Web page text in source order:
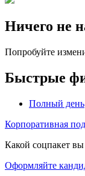
Ничего не
Попробуйте
Быстрые
Полный день
Корпоративная
Какой соцпакет
Оформляйте